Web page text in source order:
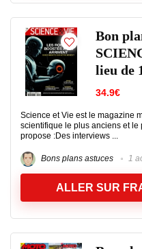
Bon
lieu de
34.9€
Science et Vie est le magazine
scientifique le plus anciens et
propose :Des interviews ...
Bons plans astuces 1
ALLER SUR